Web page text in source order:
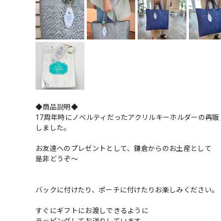
◆商品説明◆
17周年時にノベルティだったアクリルキーホルダーの再
しました。
お友達へのプレゼントとして、鎌倉からのお土産として
是非どうぞ〜
バックに付けたり、ポーチに付けたりお楽しみください。
すぐにギフトにお渡しできるように